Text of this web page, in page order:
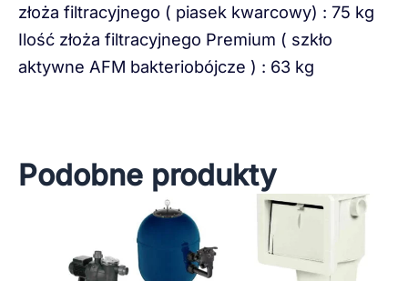
złoża filtracyjnego ( piasek kwarcowy) : 75 kg
Ilość złoża filtracyjnego Premium ( szkło
aktywne AFM bakteriobójcze ) : 63 kg
Podobne produkty